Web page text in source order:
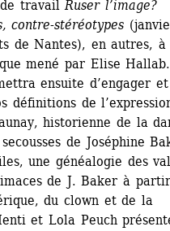
travail Ruser l’image?
contre-stéréotypes
de Nantes), en autres, à
mené par Elise Hallab.
ensuite d’engager
définitions de
historienne de la
de Joséphine
une généalogie des
de J. Baker à
du clown et de la
et Lola Peuch